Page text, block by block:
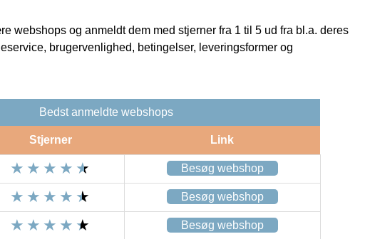
webshops og anmeldt dem med stjerner fra 1 til 5 ud fra bl.a. deres
brugervenlighed, betingelser, leveringsformer og
Bedst anmeldte webshops
Stjerner Link
Besøg webshop
Besøg webshop
Besøg webshop